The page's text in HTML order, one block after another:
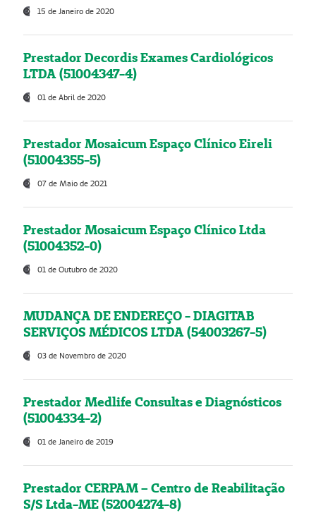
15 de Janeiro de 2020
Prestador Decordis Exames Cardiológicos
LTDA (51004347-4)
01 de Abril de 2020
Prestador Mosaicum Espaço Clínico Eireli
(51004355-5)
07 de Maio de 2021
Prestador Mosaicum Espaço Clínico Ltda
(51004352-0)
01 de Outubro de 2020
MUDANÇA DE ENDEREÇO - DIAGITAB
SERVIÇOS MÉDICOS LTDA (54003267-5)
03 de Novembro de 2020
Prestador Medlife Consultas e Diagnósticos
(51004334-2)
01 de Janeiro de 2019
Prestador CERPAM – Centro de Reabilitação
S/S Ltda-ME (52004274-8)